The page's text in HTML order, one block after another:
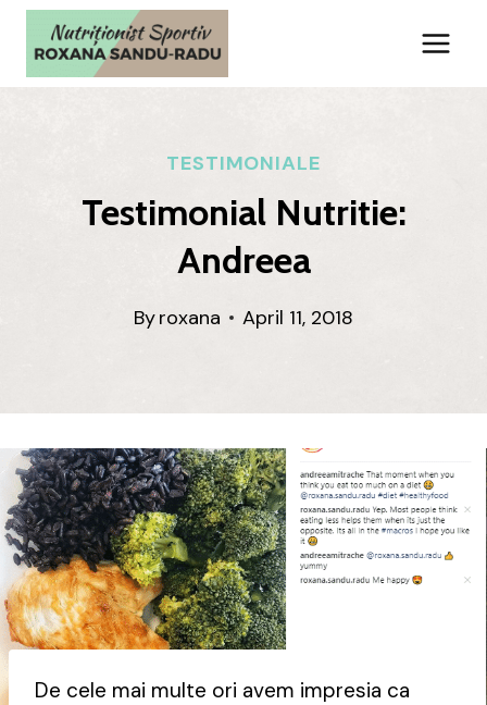
Skip
content
TESTIMONIALE
Testimonial Nutritie:
Andreea
Byroxana April 11, 2018
De cele mai multe ori avem impresia ca